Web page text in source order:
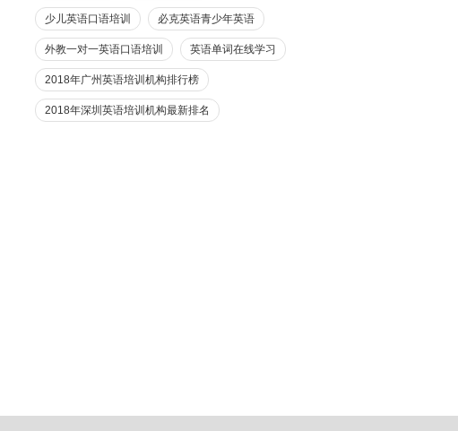
少儿英语口语培训 必克英语青少年英语
外教一对一英语口语培训 英语单词在线学习
2018年广州英语培训机构排行榜
2018年深圳英语培训机构最新排名